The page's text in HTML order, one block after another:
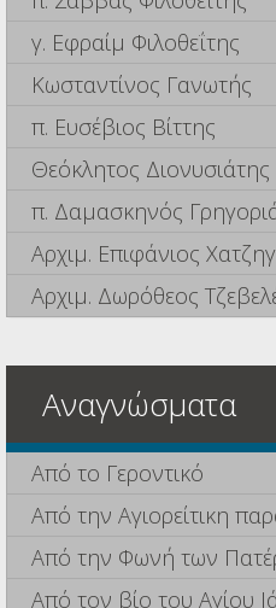
γ. Εφραίμ Φιλοθεΐτης
Κωσταντίνος Γανωτής
π. Ευσέβιος Βίττης
Θεόκλητος Διονυσιάτης
π. Δαμασκηνός
Αρχιμ. Επιφάνιος
Αρχιμ. Δωρόθεος
Αναγνώσματα
Από το Γεροντικό
Από την Αγιορείτικη
Από την Φωνή των
Από τον βίο του Αγίου